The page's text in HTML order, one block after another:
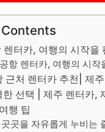
렌터카, 여행의 시작을
항 렌터카, 여행의 시작
근처 렌터카 추천| 제
한 선택 | 제주 렌터카,
행 팁
곳을 자유롭게 누비는